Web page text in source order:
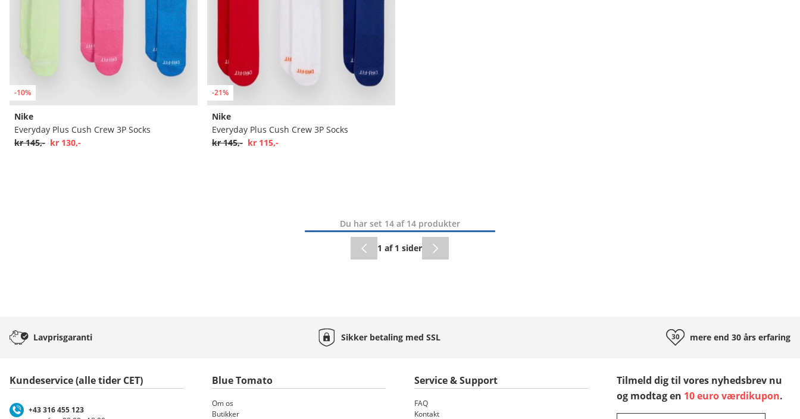
-10%
Nike
Everyday Plus Cush Crew 3P Socks
kr 145,- kr 130,-
-21%
Nike
Everyday Plus Cush Crew 3P Socks
kr 145,- kr 115,-
Du har set 14 af 14 produkter
1 af 1 sider
Lavprisgaranti Sikker betaling medSSL mere end 30 års erfaring
Kundeservice (alle tider CET)
+43 316 455 123
Blue Tomato
Om os
Butikker
Service & Support
FAQ
Kontakt
Tilmeld dig til vores nyhedsbrev nu
og modtag en 10 euro værdikupon.